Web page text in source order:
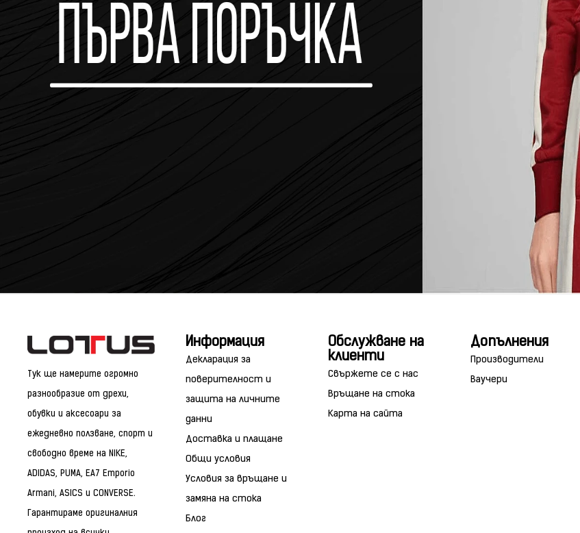
Тук ще намерите огромно
разнообразие от дрехи,
обувки и аксесоари за
ежедневно ползване, спорт и
свободно време на NIKE,
ADIDAS, PUMA, EA7 Emporio
Armani, ASICS и CONVERSE.
Гарантираме оригиналния
Информация
Декларация за
поверителност и
защита на личните
данни
Доставка и плащане
Общи условия
Условия за връщане и
замяна на стока
Блог
Обслужване на
клиенти
Свържете се с нас
Връщане на стока
Карта на сайта
Допълнения
Производители
Ваучери